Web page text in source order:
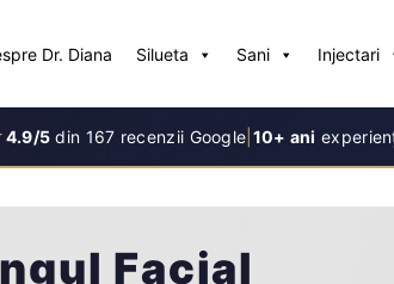
Dr. Diana Silueta Sani Injectari
4.9/5 din 167 recenzii Google 10+ ani
Facial